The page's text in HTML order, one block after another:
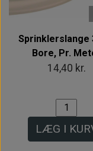
Sprinklerslange
Bore, Pr.
14,40 kr.
LÆG I